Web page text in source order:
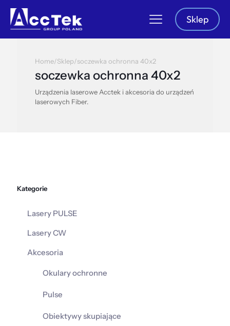
Sklep
Home/Sklep/soczewka ochronna 40x2
soczewka ochronna 40x2
Urządzenia laserowe Acctek i akcesoria do urządzeń
laserowych Fiber.
Kategorie
Lasery PULSE
Lasery CW
Akcesoria
Okulary ochronne
Pulse
Obiektywy skupiające